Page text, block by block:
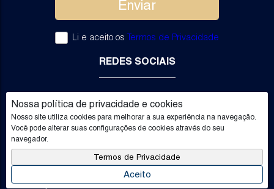
Nossa política de privacidade e cookies
Nosso site utiliza cookies para melhorar a sua experiência na navegação.
Você pode alterar suas configurações de cookies através do seu
navegador.
Termos de Privacidade
Aceito
Li e aceito os Termos de Privacidade
REDES SOCIAIS
Apresenta.me